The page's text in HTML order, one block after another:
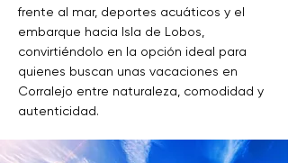
frente al mar, deportes acuáticos y el
embarque hacia Isla de Lobos,
convirtiéndolo en la opción ideal para
quienes buscan unas vacaciones en
Corralejo entre naturaleza, comodidad y
autenticidad.